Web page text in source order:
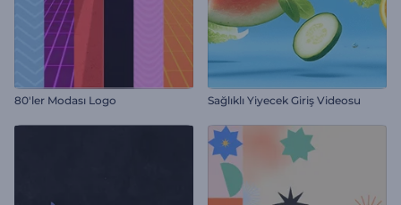
80'ler Modası Logo Sağlıklı Yiyecek Giriş Videosu